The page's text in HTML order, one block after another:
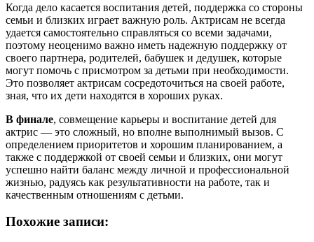
Когда дело касается воспитания детей, поддержка со стороны
семьи и близких играет важную роль. Актрисам не всегда
удается самостоятельно справляться со всеми задачами,
поэтому неоценимо важно иметь надежную поддержку от
своего партнера, родителей, бабушек и дедушек, которые
могут помочь с присмотром за детьми при необходимости.
Это позволяет актрисам сосредоточиться на своей работе,
зная, что их дети находятся в хороших руках.
В финале, совмещение карьеры и воспитание детей для
актрис — это сложный, но вполне выполнимый вызов. С
определением приоритетов и хорошим планированием, а
также с поддержкой от своей семьи и близких, они могут
успешно найти баланс между личной и профессиональной
жизнью, радуясь как результативности на работе, так и
качественным отношениям с детьми.
Похожие записи: